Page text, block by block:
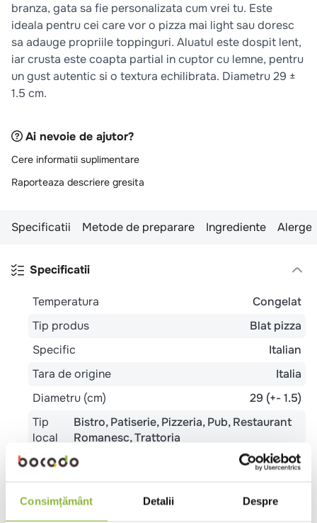
Consimțământ Detalii Despre
branza, gata sa fie personalizata cum vrei tu. Este
ideala pentru cei care vor o pizza mai light sau doresc
sa adauge propriile toppinguri. Aluatul este dospit lent,
iar crusta este coapta partial in cuptor cu lemne, pentru
un gust autentic si o textura echilibrata. Diametru 29 ±
1.5 cm.
Ai nevoie de ajutor?
Cere informatii suplimentare
Raporteaza descriere gresita
Specificatii Metode de preparare Ingrediente
Specificatii
Temperatura
Congelat
Tip produs
Blat pizza
Specific
Italian
Tara de origine
Italia
Diametru (cm)
29 (+- 1.5)
Tip
local
Bistro Patiserie Pizzeria Pub Restaurant
Romanesc Trattoria
Potrivit pentru
Pranz Cina
Metode de preparare